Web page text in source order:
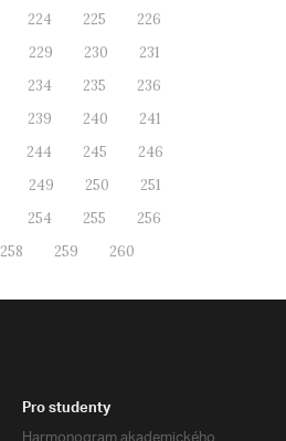
224 225
226
229 230
231
234 235
236
239 240
241
244 245
246
249 250
251
254 255
256
258 259 260
Pro studenty